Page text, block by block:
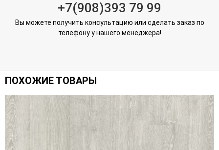
+7(908)393 79 99
Вы можете получить консультацию или сделать заказ по
телефону у нашего менеджера!
ПОХОЖИЕ ТОВАРЫ